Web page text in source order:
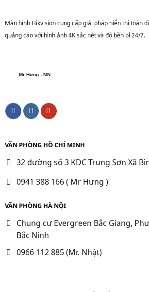
Màn hình Hikvision cung cấp giải pháp hiển thị toàn
quảng cáo với hình ảnh 4K sắc nét và độ bền bỉ 24/7.
Mr Hưng - MN
VĂN PHÒNG HỒ CHÍ MINH
32 đường số 3 KDC Trung Sơn Xã
0941 388 166 ( Mr Hưng )
VĂN PHÒNG HÀ NỘI
Chung cư Evergreen Bắc Giang,
Bắc Ninh
0966 112 885 (Mr. Nhật)